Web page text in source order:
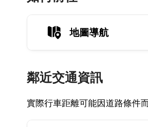
地圖導航
鄰近交通資訊
實際行車距離可能因道路條件